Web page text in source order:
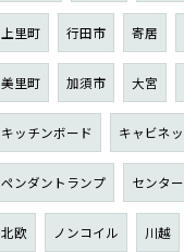
上里町 行田市 寄居
美里町 加須市 大宮
キッチンボード キャビネ
ペンダントランプ センタ
北欧 ノンコイル 川越